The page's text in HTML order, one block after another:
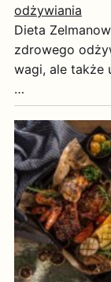
odżywiania
Dieta
zdrowego
wagi, ale także
…